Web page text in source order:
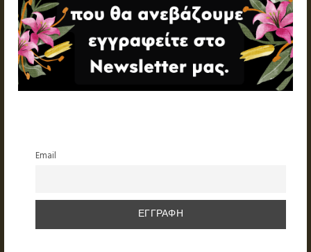
Email